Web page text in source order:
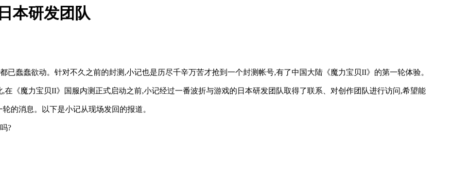
本研发团队
已蠢蠢欲动。针对不久之前的封测,小记也是历尽千辛万苦才抢到一个封测帐号,有了中国大陆《魔力宝贝II》的第一轮体验。
《魔力宝贝II》国服内测正式启动之前,小记经过一番波折与游戏的日本研发团队取得了联系、对创作团队进行访问,希望能
的消息。以下是小记从现场发回的报道。
?